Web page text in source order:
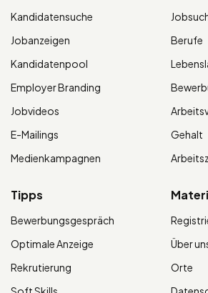
Kandidatensuche
Jobanzeigen
Kandidatenpool
Employer Branding
Jobvideos
E-Mailings
Medienkampagnen
Berufe
Gehalt
Tipps
Bewerbungsgespräch
Optimale Anzeige
Rekrutierung
Über
Orte